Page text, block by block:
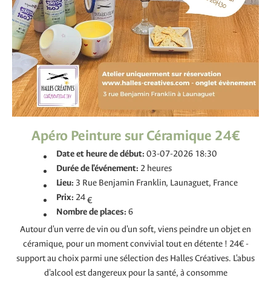
Apéro Peinture sur Céramique 24€
Date et heure de début: 03-07-2026 18:30
Durée de l'événement: 2 heures
Lieu: 3 Rue Benjamin Franklin, Launaguet, France
Prix: 24€
Nombre de places: 6
Autour d'un verre de vin ou d'un soft, viens peindre un objet en
céramique, pour un moment convivial tout en détente ! 24€ -
support au choix parmi une sélection des Halles Créatives. L'abus
d'alcool est dangereux pour la santé, à consomme